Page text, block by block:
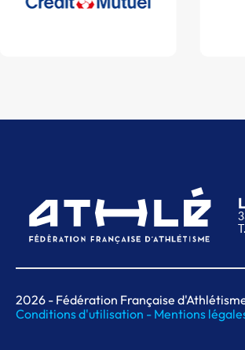
2026 - Fédération Française
Conditions d'utilisation - Mentions